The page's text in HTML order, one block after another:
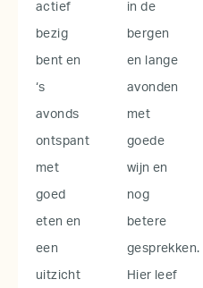
actief
bezig
bent en
‘s
avonds
ontspant
met
goed
eten en
een
uitzicht
in de
bergen
en lange
avonden
met
goede
wijn en
nog
betere
gesprekken.
Hier leef